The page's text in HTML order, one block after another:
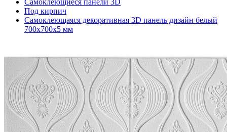
Самоклеющиеся панели 3D
Под кирпич
Самоклеющаяся декоративная 3D панель дизайн белый
700x700x5 мм